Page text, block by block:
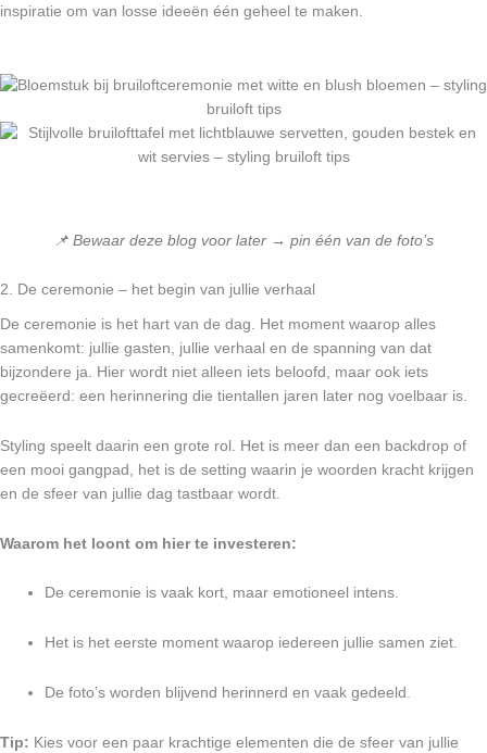
inspiratie om van losse ideeën één geheel te maken.
📌 Bewaar deze blog voor later → pin één van de foto’s
2. De ceremonie – het begin van jullie verhaal
De ceremonie is het hart van de dag. Het moment waarop alles
samenkomt: jullie gasten, jullie verhaal en de spanning van dat
bijzondere ja. Hier wordt niet alleen iets beloofd, maar ook iets
gecreëerd: een herinnering die tientallen jaren later nog voelbaar is.
Styling speelt daarin een grote rol. Het is meer dan een backdrop of
een mooi gangpad, het is de setting waarin je woorden kracht krijgen
en de sfeer van jullie dag tastbaar wordt.
Waarom het loont om hier te investeren:
De ceremonie is vaak kort, maar emotioneel intens.
Het is het eerste moment waarop iedereen jullie samen ziet.
De foto’s worden blijvend herinnerd en vaak gedeeld.
Tip: Kies voor een paar krachtige elementen die de sfeer van jullie